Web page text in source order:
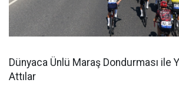
Dünyaca Ünlü Maraş Dondurması ile
Attılar